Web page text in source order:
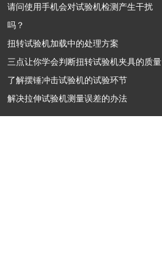
请问使用手机会对试验机检测产生干扰
吗？
扭转试验机加载中的处理方案
三点让你学会判断扭转试验机夹具的质量
了解摆锤冲击试验机的试验环节
解决拉伸试验机测量误差的办法